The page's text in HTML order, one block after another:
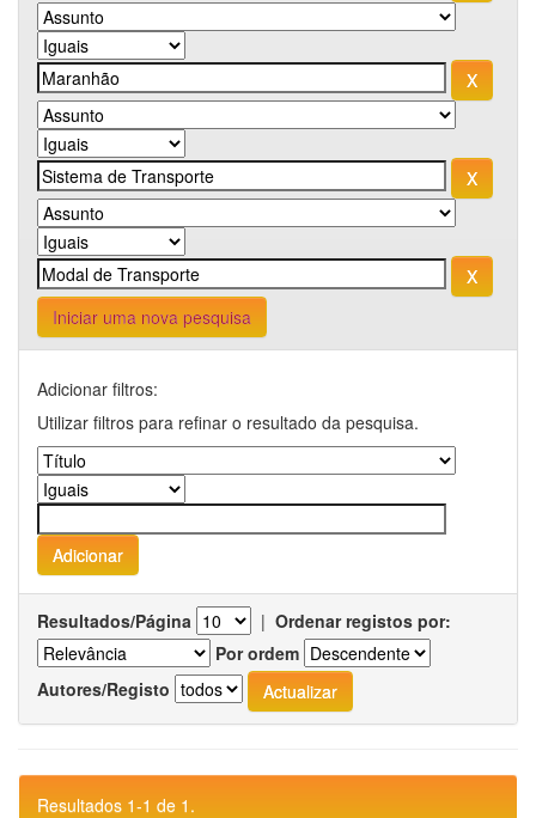
Iniciar uma nova pesquisa
Adicionar filtros:
Utilizar filtros para refinar o resultado da pesquisa.
Resultados/Página | Ordenar registos por:
Por ordem
Autores/Registo
Resultados 1-1 de 1.